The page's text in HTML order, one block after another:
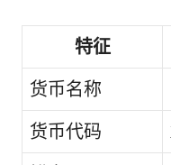
特征
货币名称
货币代码